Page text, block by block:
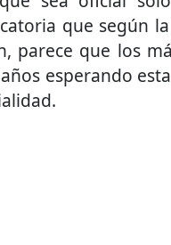
que según
parece que los
esperando